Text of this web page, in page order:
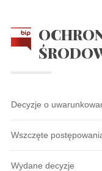
Decyzje o
Wszczęte
Wydane decyzje